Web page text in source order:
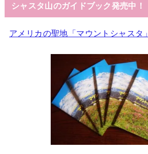
シャスタ山のガイドブック発売中！
アメリカの聖地「マウントシャスタ」